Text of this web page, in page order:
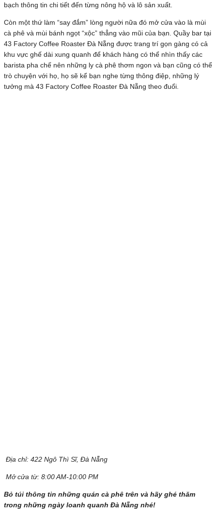
bạch thông tin chi tiết đến từng nông hộ và lô sản xuất.
Còn một thứ làm “say đắm” lòng người nữa đó mở cửa vào là mùi
cà phê và mùi bánh ngọt “xộc” thẳng vào mũi của bạn. Quầy bar tại
43 Factory Coffee Roaster Đà Nẵng được trang trí gọn gàng có cả
khu vực ghế dài xung quanh để khách hàng có thể nhìn thấy các
barista pha chế nên những ly cà phê thơm ngon và bạn cũng có thể
trò chuyện với họ, họ sẽ kể bạn nghe từng thông điệp, những lý
tưởng mà 43 Factory Coffee Roaster Đà Nẵng theo đuổi.
Địa chỉ: 422 Ngô Thì Sĩ, Đà Nẵng
Mở cửa từ: 8:00 AM-10:00 PM
Bỏ túi thông tin những quán cà phê trên và hãy ghé thăm
trong những ngày loanh quanh Đà Nẵng nhé!